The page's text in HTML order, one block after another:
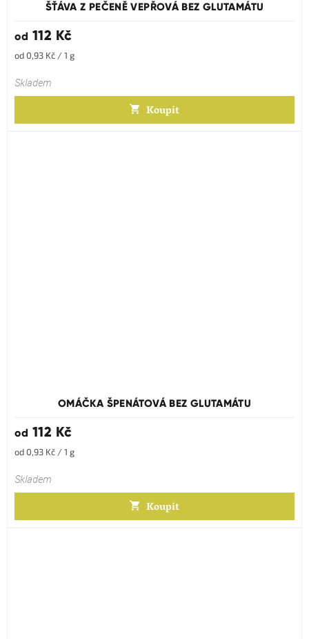
ŠŤÁVA Z PEČENĚ VEPŘOVÁ BEZ GLUTAMÁTU
z
5
od 112 Kč
Měrná
od 0,93 Kč / 1 g
Skladem
Koupit
OMÁČKA ŠPENÁTOVÁ BEZ GLUTAMÁTU
od 112 Kč
Měrná
od 0,93 Kč / 1 g
Skladem
Koupit